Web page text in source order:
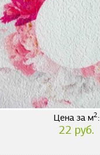
Цена за м2:
22 руб.